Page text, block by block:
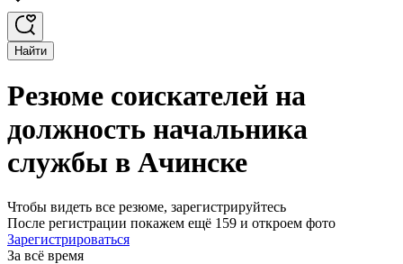
Найти
Резюме соискателей на
должность начальника
службы в Ачинске
Чтобы видеть все резюме, зарегистрируйтесь
После регистрации покажем ещё 159 и откроем фото
Зарегистрироваться
За всё время